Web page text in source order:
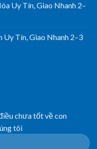
Uy Tín, Giao Nhanh 2–
Uy Tín, Giao Nhanh 2–3
chưa tốt về con
tôi